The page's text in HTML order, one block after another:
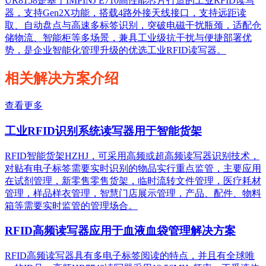
器，支持Gen2X功能，搭载4路外接天线接口，支持远距读
取、自动盘点与高速多标签识别，突破电磁干扰瓶颈，适配仓
储物流、智能柜等多场景，兼具工业级抗干扰与便捷部署优
势，是企业智能化管理升级的优选工业RFID读写器。
相关解决方案介绍
查看更多
工业RFID识别系统读写器用于智能货架
RFID智能货架HZHJ，可采用高频或超高频读写器识别技术，
对贴有电子标签需要实时识别的物品实行重点监管，主要应用
在试剂管理，新零售零售货架，临时流转文件管理，医疗耗材
管理，样品样衣管理，智慧门店展示管理，产品、配件、物料
箱等需要实时监管的管理场合。
RFID高频读写器应用于血液血袋管理解决方案
RFID高频读写器具有多电子标签阅读的特点，并且有全球唯